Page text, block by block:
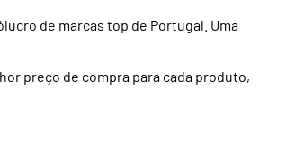
de marcas top de Portugal. Uma
preço de compra para cada produto,